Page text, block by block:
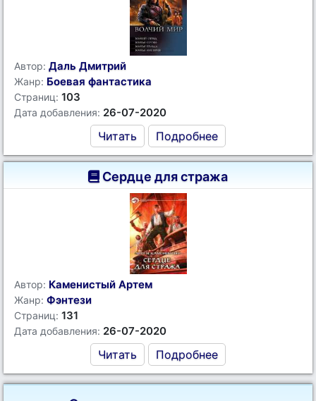
Автор: Даль Дмитрий
Жанр: Боевая фантастика
Страниц: 103
Дата добавления: 26-07-2020
Читать Подробнее
Сердце для стража
Автор: Каменистый Артем
Жанр: Фэнтези
Страниц: 131
Дата добавления: 26-07-2020
Читать Подробнее